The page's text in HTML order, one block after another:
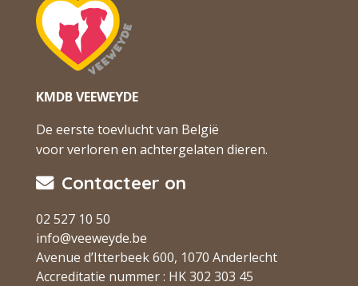
KMDB VEEWEYDE
De eerste toevlucht van België
voor verloren en achtergelaten dieren.
Contacteer on
02 527 10 50
info@veeweyde.be
Avenue d’Itterbeek 600, 1070 Anderlecht
Accreditatie nummer : HK 302 303 45